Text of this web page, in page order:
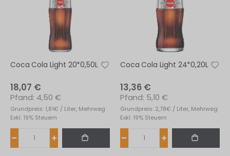
Coca Cola Light 20*0,50L
18,07 €
Grundpreis: 1,81€ / Liter, Mehrweg
4,50 €
Exkl. 19% Steuern
Coca Cola Light 24*0,20L
13,36 €
Grundpreis: 2,78€ / Liter, Mehrweg
5,10 €
Exkl. 19% Steuern